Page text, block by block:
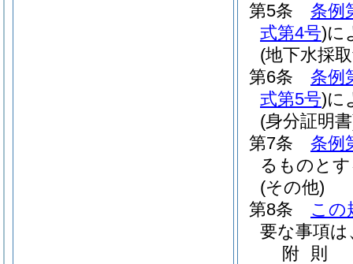
第5条
条例
式第4号)に
(地下水採
第6条
条例
式第5号)に
(身分証明
第7条
条例
るものと
(その他)
第8条
この
要な事項
附 則